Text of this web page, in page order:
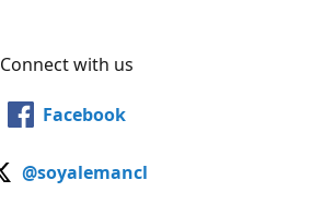
Connect with us
Facebook
@soyalemancl